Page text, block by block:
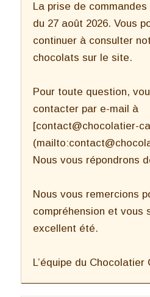
La prise de
du 27 août 2026. Vous
continuer à consulter
chocolats sur le site.
Pour toute question,
contacter par e-mail à
[contact@chocolatier-
Nous vous répondrons
Nous vous remercions
compréhension et vous
excellent été.
L’équipe du Chocolatier